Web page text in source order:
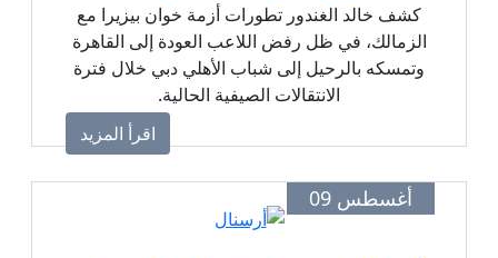
كشف خالد الغندور تطورات أزمة خوان بيزيرا مع
الزمالك، في ظل رفض اللاعب العودة إلى القاهرة
وتمسكه بالرحيل إلى شباب الأهلي دبي خلال فترة
الانتقالات الصيفية الحالية.
اقرأ المزيد
أغسطس 09